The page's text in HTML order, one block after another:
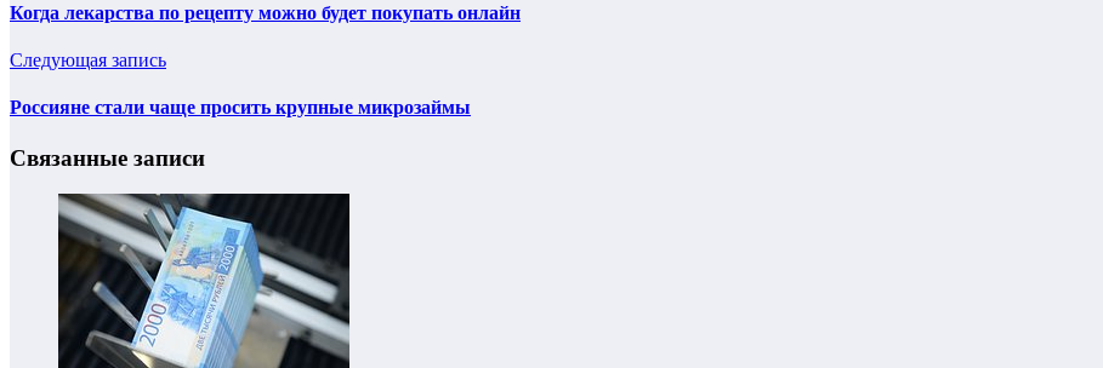
Когда лекарства по рецепту можно будет покупать онлайн
Следующая запись
Россияне стали чаще просить крупные микрозаймы
Связанные записи